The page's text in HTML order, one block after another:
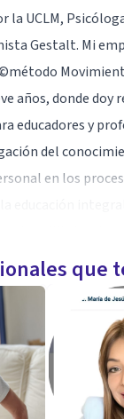
la UCLM,
Gestalt. Mi
años, donde
educadores y
del
en los
creado la
de
mi pasión, el arte.
veinte años y
el rumbo y
que